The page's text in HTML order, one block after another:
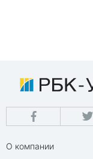
О компании